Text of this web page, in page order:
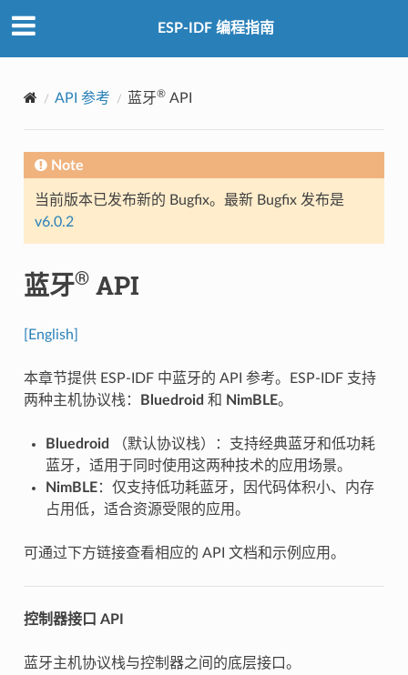
ESP-IDF 编程指南
API 参考 蓝牙®API
Note
当前版本已发布新的 Bugfix。最新 Bugfix 发布是
v6.0.2
蓝牙®API
[English]
本章节提供 ESP-IDF 中蓝牙的 API 参考。ESP-IDF 支持
两种主机协议栈：
Bluedroid 和 NimBLE。
Bluedroid
（默认协议栈）：支持经典蓝牙和低功耗
蓝牙，适用于同时使用这两种技术的应用场景。
NimBLE：仅支持低功耗蓝牙，因代码体积小、内存
占用低，适合资源受限的应用。
可通过下方链接查看相应的 API 文档和示例应用。
控制器接口 API
蓝牙主机协议栈与控制器之间的底层接口。